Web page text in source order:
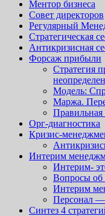
Ментор бизнеса
Совет директоров
Регулярный
Стратегическая
Антикризисная
Форсаж прибыли
Стратегия
Модель:
Маржа.
Правильная
Орг-диагностика
Кризис-
Интерим
Интерим-
Вопросы об
Интерим
Персонал —
Синтез 4